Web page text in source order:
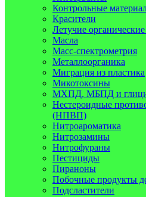
Контрольные
Красители
Летучие
Масла
Масс-спектрометрия
Металлоорганика
Миграция из пластика
Микотоксины
МХПД, МБПД и
Нестероидные
(НПВП)
Нитроароматика
Нитрозамины
Нитрофураны
Пестициды
Пираноны
Побочные продукты
Подсластители